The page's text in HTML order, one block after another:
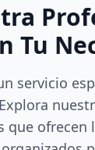
Tu
servicio
que ofrecen